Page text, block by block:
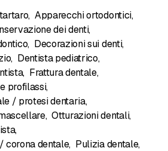
, Apparecchi ortodontici,
dei denti,
, Decorazioni sui denti,
, Dentista pediatrico,
, Frattura dentale,
profilassi,
/ protesi dentaria,
, Otturazioni dentali,
,
corona dentale, Pulizia dentale,